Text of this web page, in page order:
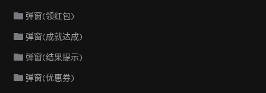
弹窗(领红包)
弹窗(成就达成)
弹窗(结果提示)
弹窗(优惠券)